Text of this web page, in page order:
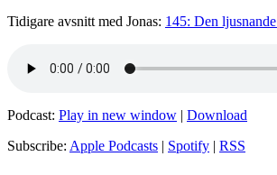
Tidigare avsnitt med Jonas: 145: Den
Podcast: Play in new window | Download
Subscribe: Apple Podcasts | Spotify | RSS